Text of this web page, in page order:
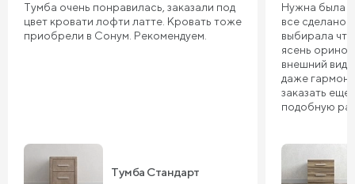
Тумба очень понравилась, заказали под
цвет кровати лофти латте. Кровать тоже
приобрели в Сонум. Рекомендуем.
Тумба Стандарт
Нужна была
все сделано
выбирала
ясень
внешний вид
даже
заказать еще
подобную